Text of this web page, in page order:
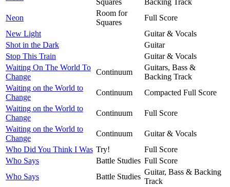
Neon
Room for
Squares
Full Score
New Light
Guitar & Vocals
Shot in the Dark
Guitar
Stop This Train
Guitar & Vocals
Waiting On The World To
Change
Continuum
Guitars, Bass &
Backing Track
Waiting on the World to
Change
Continuum
Compacted Full Score
Waiting on the World to
Change
Continuum
Full Score
Waiting on the World to
Change
Continuum
Guitar & Vocals
Who Did You Think I Was Try!
Full Score
Who Says
Battle Studies Full Score
Who Says
Battle Studies
Guitar, Bass & Backing
Track